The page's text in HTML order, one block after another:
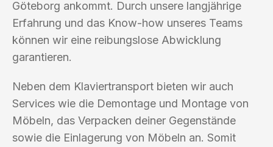
Göteborg ankommt. Durch unsere langjährige
Erfahrung und das Know-how unseres Teams
können wir eine reibungslose Abwicklung
garantieren.
Neben dem Klaviertransport bieten wir auch
Services wie die Demontage und Montage von
Möbeln, das Verpacken deiner Gegenstände
sowie die Einlagerung von Möbeln an. Somit